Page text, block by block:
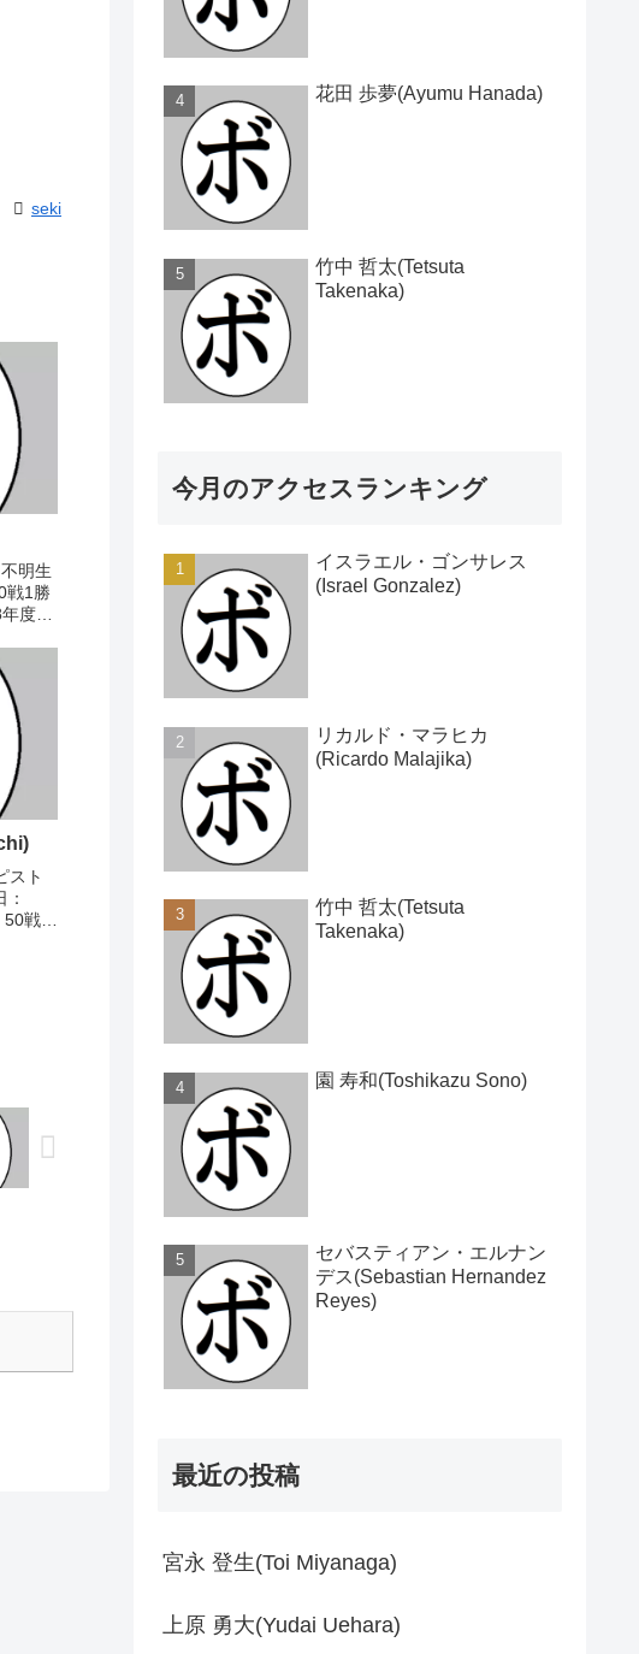
seki
明生
戦1勝
度中
スト
50戦
花田 歩夢(Ayumu Hanada)
竹中 哲太(Tetsuta
Takenaka)
今月のアクセスランキング
イスラエル・ゴンサレス
(Israel Gonzalez)
リカルド・マラヒカ
(Ricardo Malajika)
竹中 哲太(Tetsuta
Takenaka)
園 寿和(Toshikazu Sono)
セバスティアン・エルナン
デス(Sebastian Hernandez
Reyes)
最近の投稿
宮永 登生(Toi Miyanaga)
上原 勇大(Yudai Uehara)